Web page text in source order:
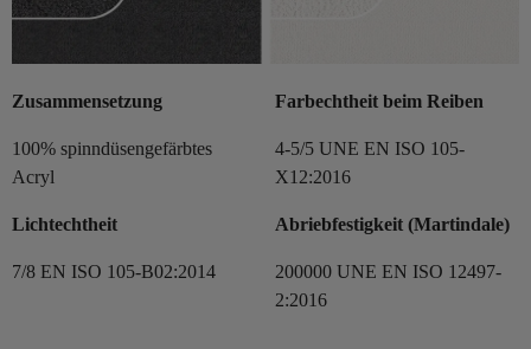
Zusammensetzung
100% spinndüsengefärbtes
Acryl
Lichtechtheit
7/8 EN ISO 105-B02:2014
Farbechtheit beim Reiben
4-5/5 UNE EN ISO 105-
X12:2016
Abriebfestigkeit (Martindale)
200000 UNE EN ISO 12497-
2:2016